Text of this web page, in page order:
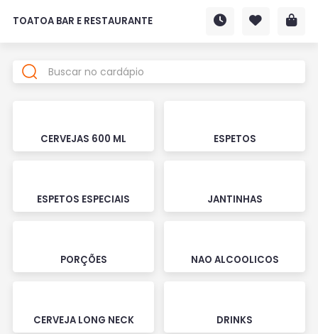
TOATOA BAR E RESTAURANTE
CERVEJAS 600 ML ESPETOS
ESPETOS ESPECIAIS JANTINHAS
PORÇÕES NAO ALCOOLICOS
CERVEJA LONG NECK DRINKS